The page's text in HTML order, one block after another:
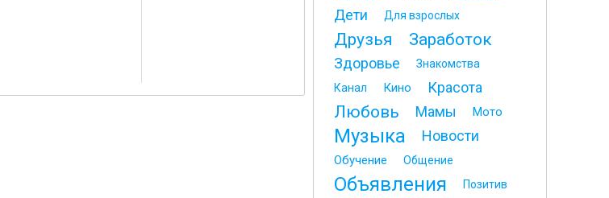
Дети
Для взрослых
Друзья Заработок
Здоровье
Знакомства
Канал
Кино Красота
Любовь Мамы Мото
Музыка Новости
Обучение Общение
Объявления Позитив